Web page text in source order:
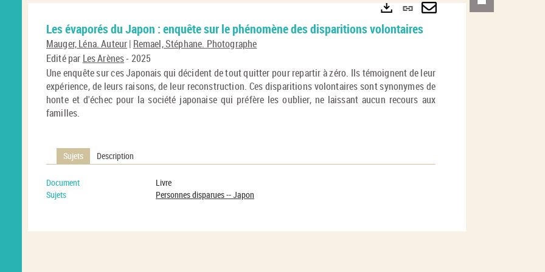
Les évaporés du Japon : enquête sur le phénomène des disparitions volontaires
Mauger, Léna. Auteur| Remael, Stéphane. Photographe
Edité par Les Arènes- 2025
Une enquête sur ces Japonais qui décident de tout quitter pour repartir à zéro. Ils témoignent de leur
expérience, de leurs raisons, de leur reconstruction. Ces disparitions volontaires sont synonymes de
honte et d'échec pour la société japonaise qui préfère les oublier, ne laissant aucun recours aux
familles.
Sujets Description
Document
Livre
Sujets
Personnes disparues -- Japon
Exports
Lien
permanent
fenêtre)
mail